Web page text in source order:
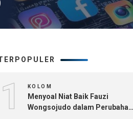
1 KOLOM
Menyoal Niat Baik Fauzi
Wongsojudo dalam Perubahan